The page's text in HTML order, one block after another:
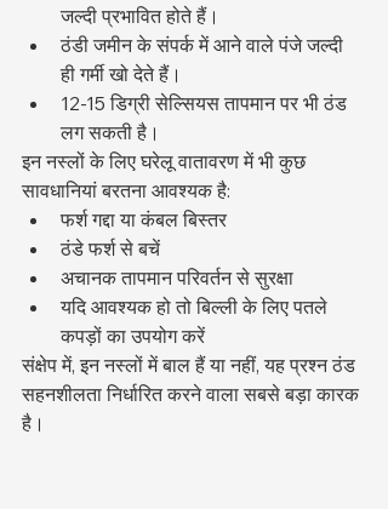
जल्दी प्रभावित होते हैं।
ठंडी जमीन के संपर्क में आने वाले पंजे जल्दी
ही गर्मी खो देते हैं।
12-15 डिग्री सेल्सियस तापमान पर भी ठंड
लग सकती है।
इन नस्लों के लिए घरेलू वातावरण में भी कुछ
सावधानियां बरतना आवश्यक है:
फर्श गद्दा या कंबल बिस्तर
ठंडे फर्श से बचें
अचानक तापमान परिवर्तन से सुरक्षा
यदि आवश्यक हो तो बिल्ली के लिए पतले
कपड़ों का उपयोग करें
संक्षेप में, इन नस्लों में बाल हैं या नहीं, यह प्रश्न ठंड
सहनशीलता निर्धारित करने वाला सबसे बड़ा कारक
है।